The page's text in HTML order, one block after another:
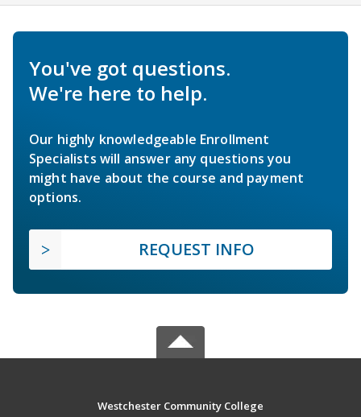
You've got questions.
We're here to help.
Our highly knowledgeable Enrollment
Specialists will answer any questions you
might have about the course and payment
options.
REQUEST INFO
Westchester Community College